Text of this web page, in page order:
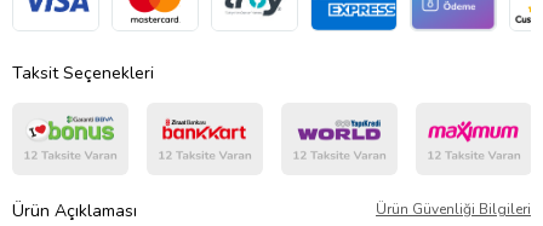
Taksit Seçenekleri
Ürün Açıklaması Ürün Güvenliği Bilgileri